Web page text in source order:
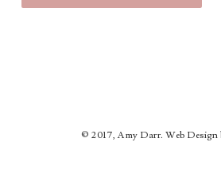
© 2017, Amy Darr. Web Design